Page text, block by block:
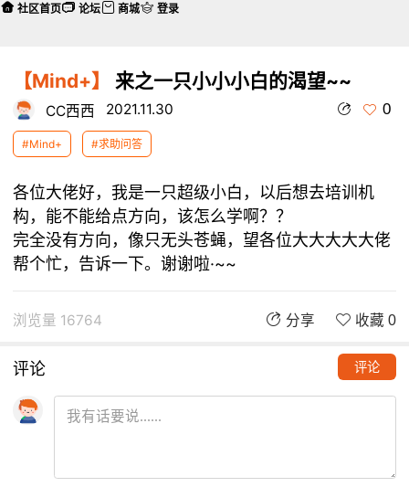
【Mind+】 来之一只小小小白的渴望~~
CC西西 2021.11.30 0
#Mind+ #求助问答
各位大佬好，我是一只超级小白，以后想去培训机
构，能不能给点方向，该怎么学啊？？
完全没有方向，像只无头苍蝇，望各位大大大大大佬
帮个忙，告诉一下。谢谢啦·~~
浏览量 16764 分享 收藏 0
评论 评论
社区首页 论坛 商城 登录